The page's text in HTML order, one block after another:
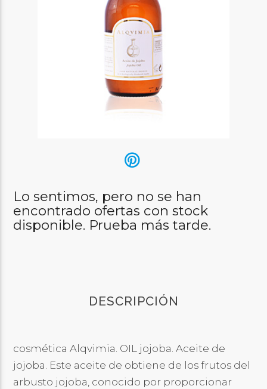
Lo sentimos, pero no se han
encontrado ofertas con stock
disponible. Prueba más tarde.
DESCRIPCIÓN
cosmética Alqvimia. OIL jojoba. Aceite de
jojoba. Este aceite de obtiene de los frutos del
arbusto jojoba, conocido por proporcionar